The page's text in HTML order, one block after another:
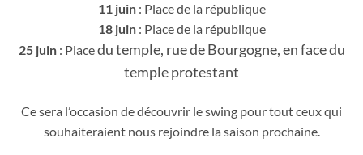
11 juin: Place de la république
18 juin: Place de la république
25 juin: Placedu temple, rue de Bourgogne, en face du
temple protestant
Ce sera l’occasion de découvrir le swing pour tout ceux qui
souhaiteraient nous rejoindre la saison prochaine.